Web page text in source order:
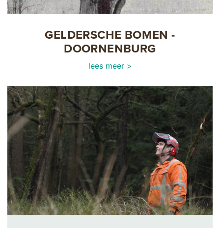
GELDERSCHE BOMEN -
DOORNENBURG
lees meer >